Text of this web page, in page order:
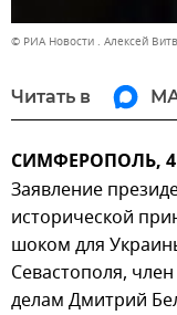
© РИА Новости . Алексей
Читать в
СИМФЕРОПОЛЬ, 4
Заявление
исторической
шоком для
Севастополя,
делам Дмитрий